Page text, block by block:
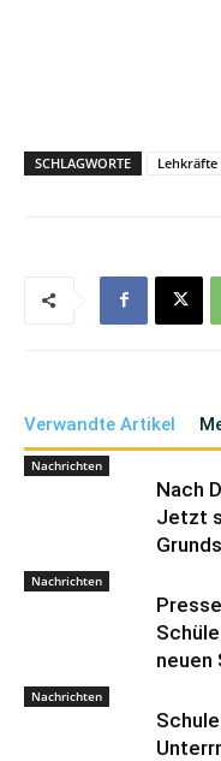
SCHLAGWORTE Lehkräfte
Verwandte Artikel
Nachrichten
Nach
Jetzt
Nachrichten
neuen
Nachrichten